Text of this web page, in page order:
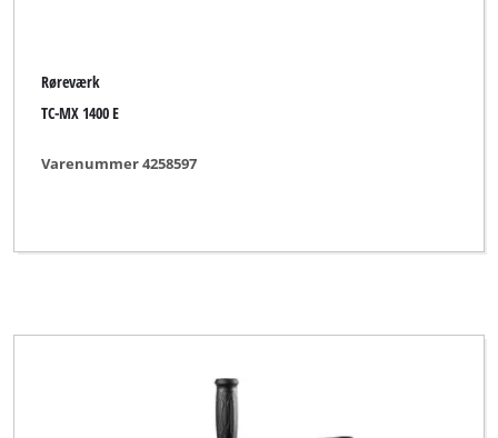
Røreværk
TC-MX 1400 E
Varenummer 4258597